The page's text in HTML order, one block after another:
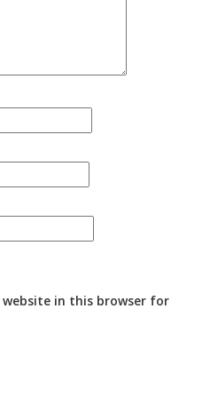
website in this browser for